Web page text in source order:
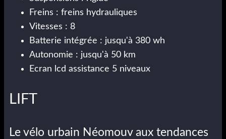
Freins : freins hydrauliques
Vitesses : 8
Batterie intégrée : jusqu'à 380 wh
Autonomie : jusqu'à 50 km
Ecran lcd assistance 5 niveaux
LIFT
Le vélo urbain Néomouv aux tendances